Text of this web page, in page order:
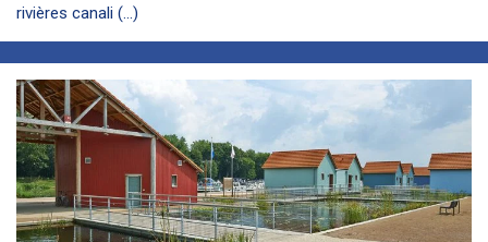
rivières canali (...)